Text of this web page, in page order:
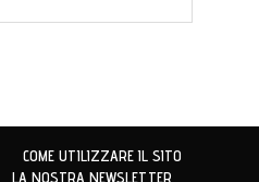
COME UTILIZZARE IL SITO
LA NOSTRA NEWSLETTER